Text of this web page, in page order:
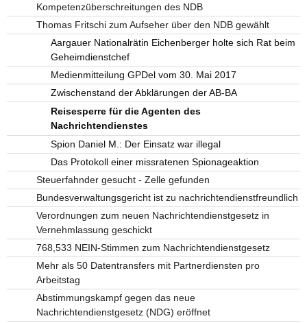
Kompetenzüberschreitungen des NDB
Thomas Fritschi zum Aufseher über den NDB gewählt
Aargauer Nationalrätin Eichenberger holte sich Rat beim
Geheimdienstchef
Medienmitteilung GPDel vom 30. Mai 2017
Zwischenstand der Abklärungen der AB-BA
Reisesperre für die Agenten des
Nachrichtendienstes
Spion Daniel M.: Der Einsatz war illegal
Das Protokoll einer missratenen Spionageaktion
Steuerfahnder gesucht - Zelle gefunden
Bundesverwaltungsgericht ist zu nachrichtendienstfreundlich
Verordnungen zum neuen Nachrichtendienstgesetz in
Vernehmlassung geschickt
768,533 NEIN-Stimmen zum Nachrichtendienstgesetz
Mehr als 50 Datentransfers mit Partnerdiensten pro
Arbeitstag
Abstimmungskampf gegen das neue
Nachrichtendienstgesetz (NDG) eröffnet